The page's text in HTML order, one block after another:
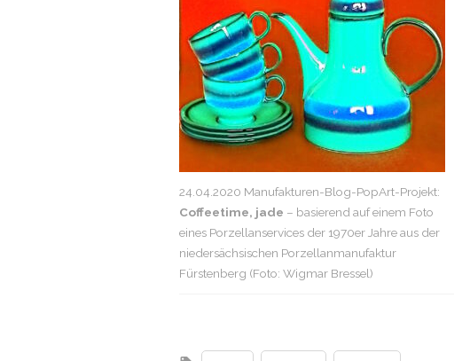
24.04.2020 Manufakturen-Blog-PopArt-Projekt:
Coffeetime, jade – basierend auf einem Foto
eines Porzellanservices der 1970er Jahre aus der
niedersächsischen Porzellanmanufaktur
Fürstenberg (Foto: Wigmar Bressel)